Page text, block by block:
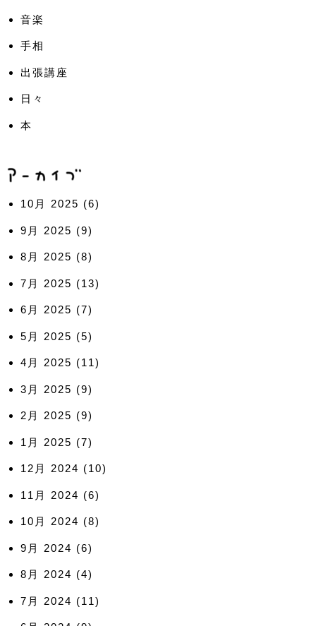
音楽
手相
出張講座
日々
本
10月 2025 (6)
9月 2025 (9)
8月 2025 (8)
7月 2025 (13)
6月 2025 (7)
5月 2025 (5)
4月 2025 (11)
3月 2025 (9)
2月 2025 (9)
1月 2025 (7)
12月 2024 (10)
11月 2024 (6)
10月 2024 (8)
9月 2024 (6)
8月 2024 (4)
7月 2024 (11)